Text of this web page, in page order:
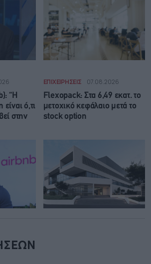
“Η
ό,τι
στην
ΕΠΙΧΕΙΡΗΣΕΙΣ 07.08.2026
Flexopack: Στα 6,49 εκατ. το
μετοχικό κεφάλαιο μετά το
stock option